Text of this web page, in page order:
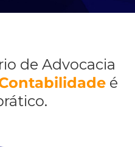
de Advocacia
é